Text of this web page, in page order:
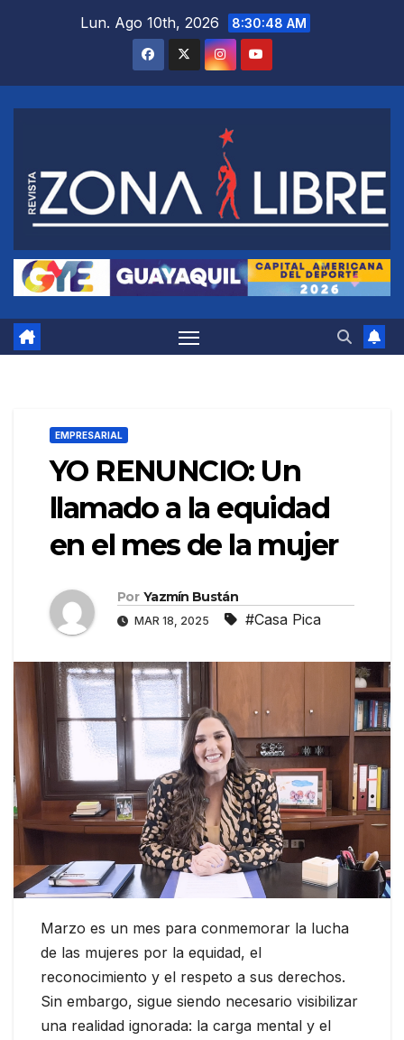
Lun. Ago 10th, 2026 8:30:49 AM
EMPRESARIAL
YO RENUNCIO: Un
llamado a la equidad
en el mes de la mujer
Por Yazmín Bustán
MAR 18, 2025 #Casa Pica
Marzo es un mes para conmemorar la lucha
de las mujeres por la equidad, el
reconocimiento y el respeto a sus derechos.
Sin embargo, sigue siendo necesario visibilizar
una realidad ignorada: la carga mental y el